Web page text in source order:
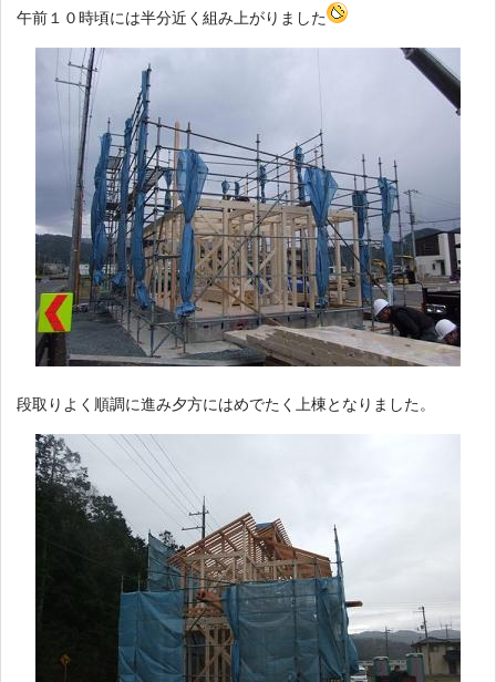
午前１０時頃には半分近く組み上がりました
段取りよく順調に進み夕方にはめでたく上棟となりました。